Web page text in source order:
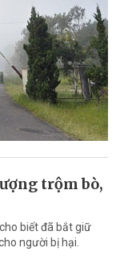
trộm bò,
biết đã bắt giữ
người bị hại.